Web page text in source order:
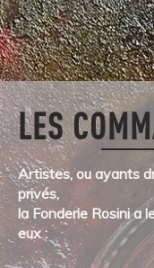
LES
Artistes, ou ayants
privés,
la Fonderie Rosini a
eux :